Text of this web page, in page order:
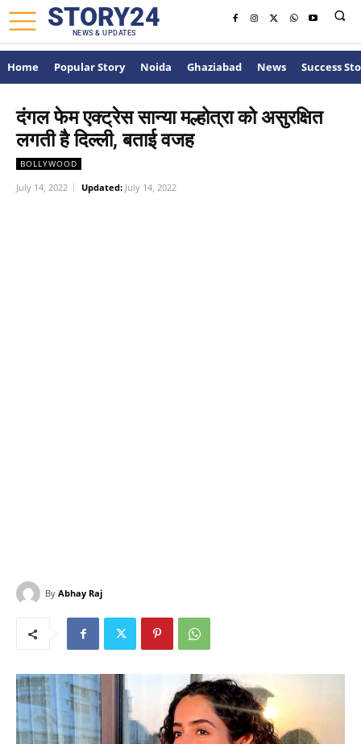
STORY24
NEWS & UPDATES
Home Popular Story Noida Ghaziabad News Success
दंगल फेम एक्ट्रेस सान्या मल्होत्रा को असुरक्षित
लगती है दिल्ली, बताई वजह
BOLLYWOOD
July 14, 2022 Updated: July 14, 2022
By Abhay Raj